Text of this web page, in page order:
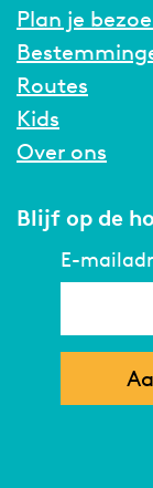
Plan je
Routes
Kids
Over ons
Blijf op de
E-